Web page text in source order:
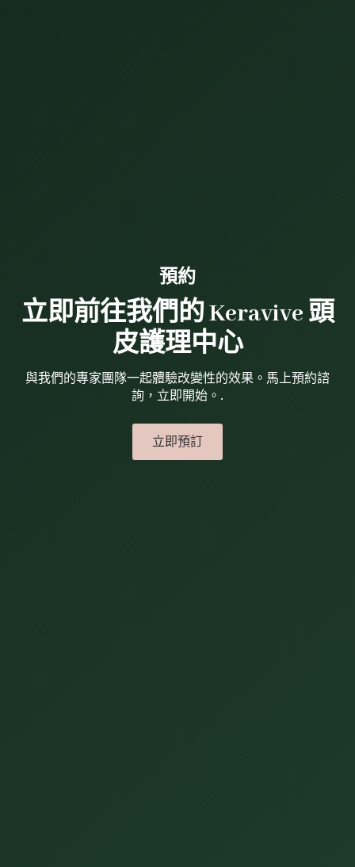
預約
立即前往我們的 Keravive 頭
皮護理中心
與我們的專家團隊一起體驗改變性的效果。馬上預約諮
詢，立即開始。.
立即預訂